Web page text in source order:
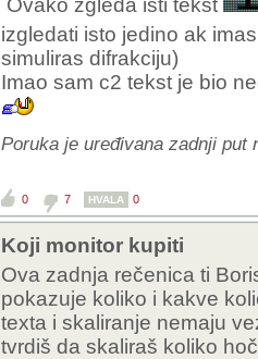
Ovako zgleda isti tekst
izgledati isto jedino ak
simuliras difrakciju)
Imao sam c2 tekst je bio
Poruka je uređivana zadnji put
0 7 HVALA 0
Koji monitor kupiti
Ova zadnja rečenica ti
pokazuje koliko i kakve
texta i skaliranje nemaju
tvrdiš da skaliraš koliko